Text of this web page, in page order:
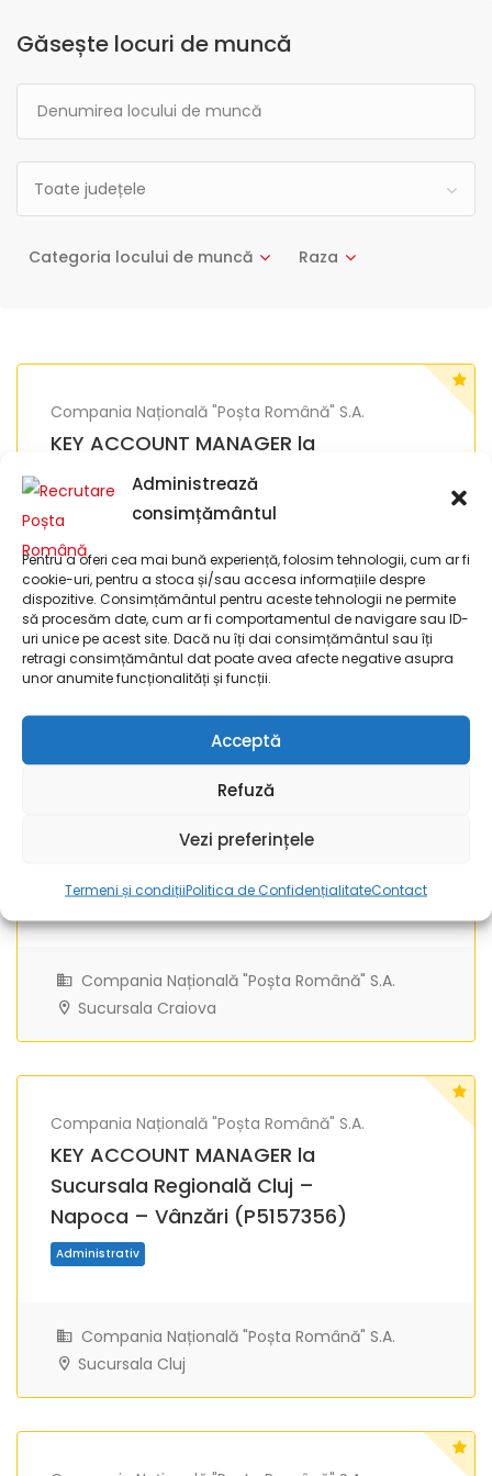
Administrează
consimțământul
Pentru a oferi cea mai bună experiență, folosim tehnologii, cum ar fi
cookie-uri, pentru a stoca și/sau accesa informațiile despre
dispozitive. Consimțământul pentru aceste tehnologii ne permite
să procesăm date, cum ar fi comportamentul de navigare sau ID-
uri unice pe acest site. Dacă nu îți dai consimțământul sau îți
retragi consimțământul dat poate avea afecte negative asupra
unor anumite funcționalități și funcții.
Acceptă
Refuză
Vezi preferințele
Termeni și condițiiPolitica de ConfidențialitateContact
Găsește locuri de muncă
Toate județele
Categoria locului de muncă Raza
Compania Națională "Poșta Română" S.A.
KEY ACCOUNT MANAGER la
Sucursala Regională Iași – Vânzări
(P5188052)
Compania Națională "Poșta Română" S.A.
Sucursala Iași
Compania Națională "Poșta Română" S.A.
KEY ACCOUNT MANAGER la
Sucursala Regională Craiova –
Compania Națională "Poșta Română" S.A.
Sucursala Craiova
Compania Națională "Poșta Română" S.A.
KEY ACCOUNT MANAGER la
Sucursala Regională Cluj –
Napoca – Vânzări (P5157356)
Compania Națională "Poșta Română" S.A.
Sucursala Cluj